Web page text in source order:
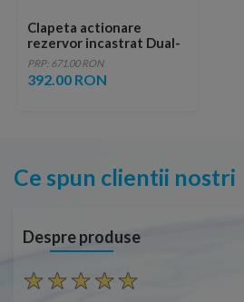
Clapeta actionare
rezervor incastrat Dual-
Flush, Geberit Sigma 01,
crom lucios
PRP: 671.00 RON
392.00 RON
Ce spun clientii nostri
Despre produse